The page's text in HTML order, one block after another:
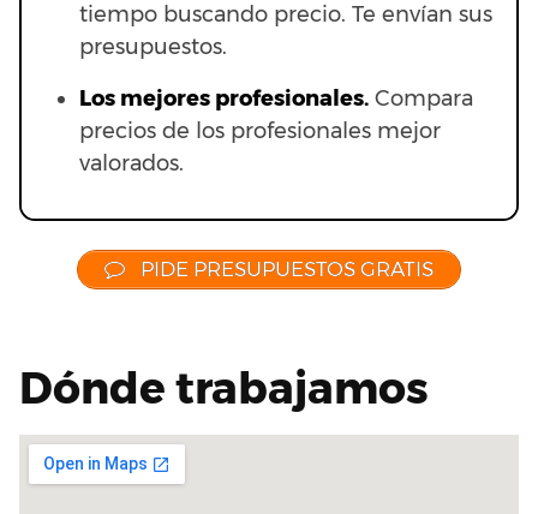
tiempo buscando precio. Te envían sus
presupuestos.
Los mejores profesionales. Compara
precios de los profesionales mejor
valorados.
PIDE PRESUPUESTOS GRATIS
Dónde trabajamos